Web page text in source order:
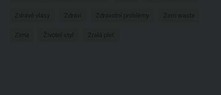
Zdravé vlasy Zdraví Zdravotní problémy Zero waste
Zima Životní styl Zralá pleť